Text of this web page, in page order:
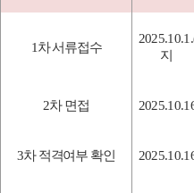
1차 서류접수
지
2차 면접
3차 적격여부 확인